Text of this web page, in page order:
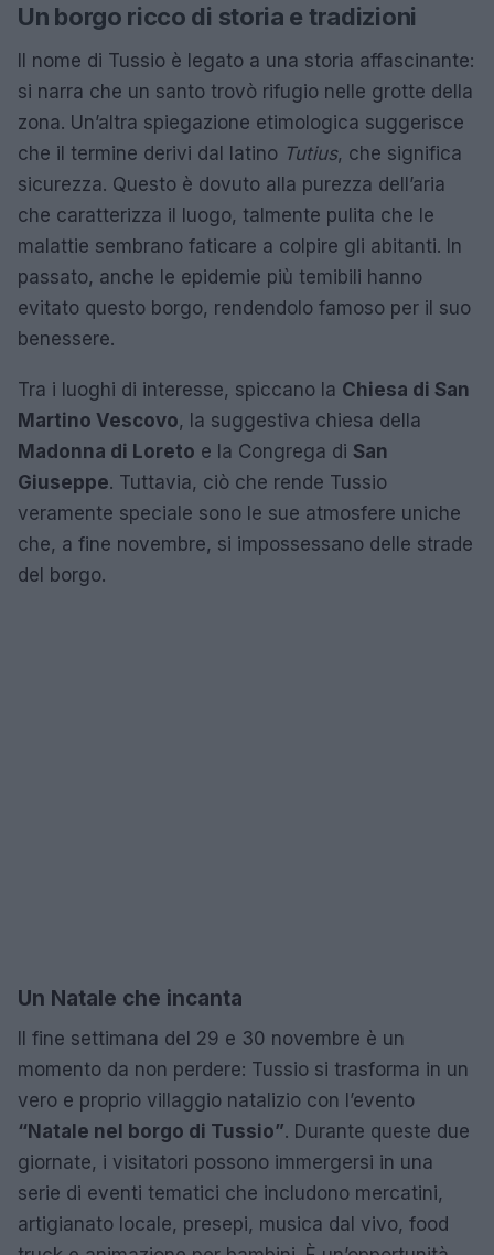
Un borgo ricco di storia e tradizioni
Il nome di Tussio è legato a una storia affascinante:
si narra che un santo trovò rifugio nelle grotte della
zona. Un’altra spiegazione etimologica suggerisce
che il termine derivi dal latino Tutius, che significa
sicurezza. Questo è dovuto alla purezza dell’aria
che caratterizza il luogo, talmente pulita che le
malattie sembrano faticare a colpire gli abitanti. In
passato, anche le epidemie più temibili hanno
evitato questo borgo, rendendolo famoso per il suo
benessere.
Tra i luoghi di interesse, spiccano la Chiesa di San
Martino Vescovo, la suggestiva chiesa della
Madonna di Loreto e la Congrega di San
Giuseppe. Tuttavia, ciò che rende Tussio
veramente speciale sono le sue atmosfere uniche
che, a fine novembre, si impossessano delle strade
del borgo.
Un Natale che incanta
Il fine settimana del 29 e 30 novembre è un
momento da non perdere: Tussio si trasforma in un
vero e proprio villaggio natalizio con l’evento
“Natale nel borgo di Tussio”. Durante queste due
giornate, i visitatori possono immergersi in una
serie di eventi tematici che includono mercatini,
artigianato locale, presepi, musica dal vivo, food